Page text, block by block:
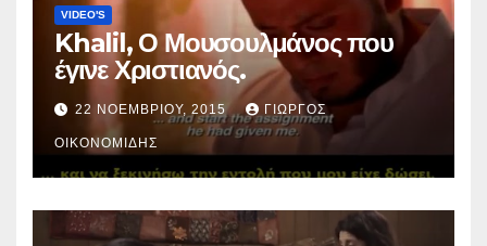
VIDEO'S
Khalil, Ο Μουσουλμάνος που
έγινε Χριστιανός.
22 ΝΟΕΜΒΡΊΟΥ, 2015 ΓΙΏΡΓΟΣ
ΟΙΚΟΝΟΜΊΔΗΣ